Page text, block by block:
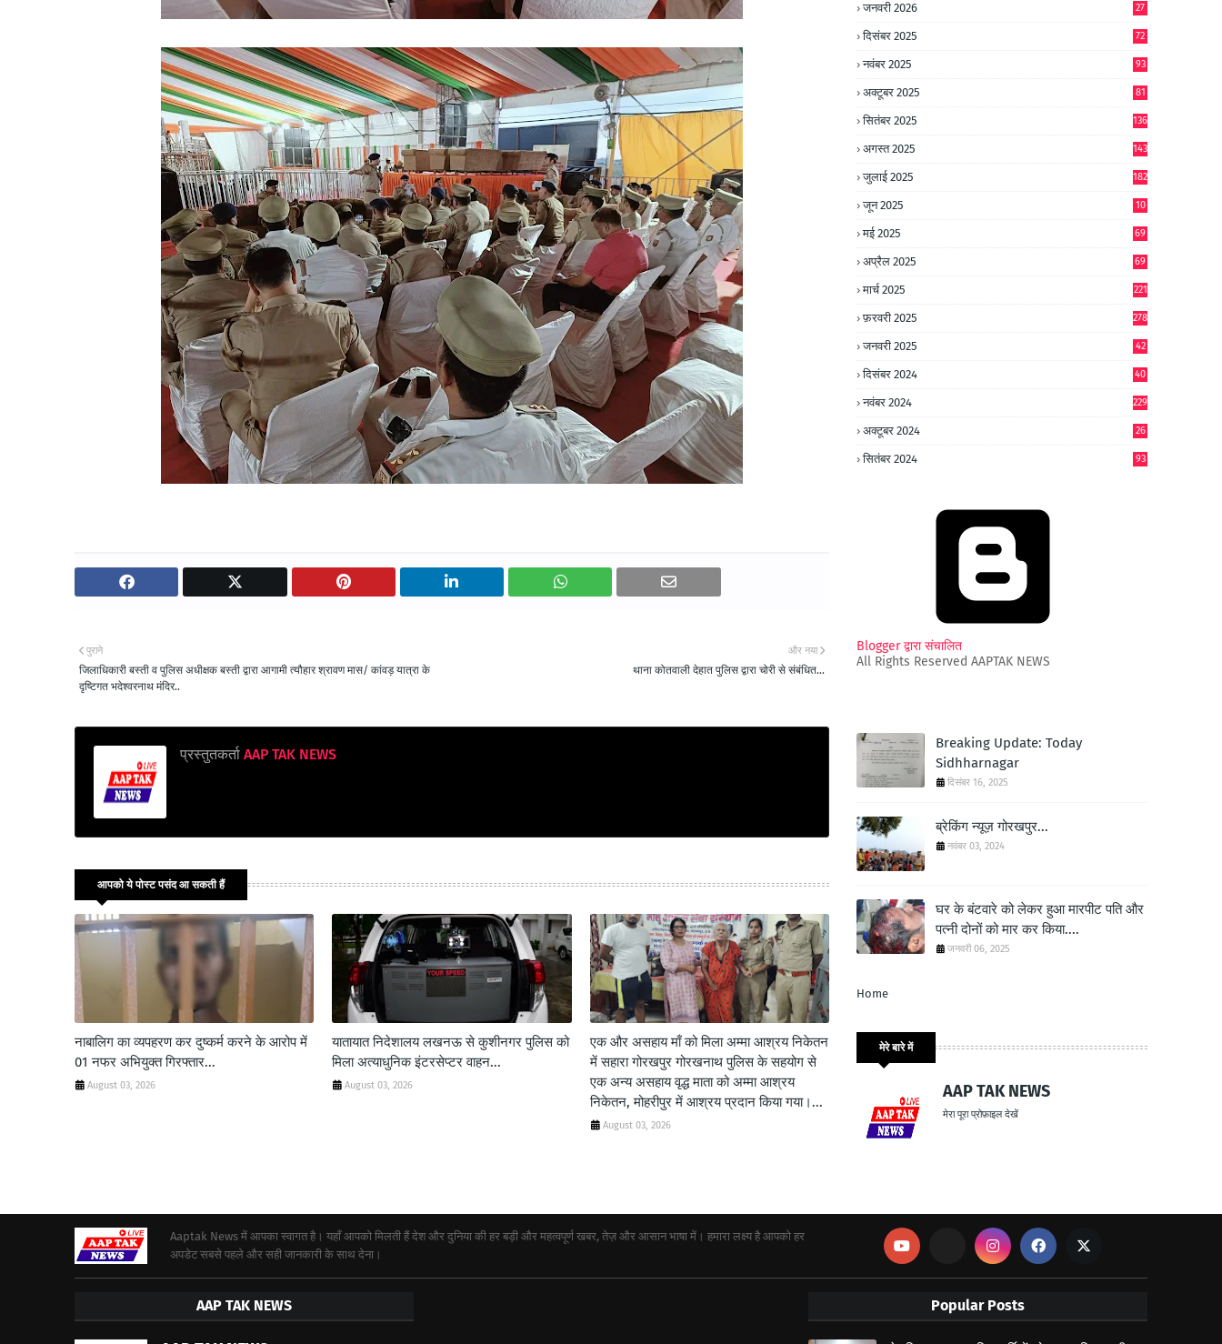
और नया
थाना कोतवाली देहात पुलिस द्वारा चोरी से संबंधित...
पुराने
जिलाधिकारी बस्ती व पुलिस अधीक्षक बस्ती द्वारा आगामी त्यौहार श्रावण मास/ कांवड़ यात्रा के
दृष्टिगत भदेश्वरनाथ मंदिर..
प्रस्तुतकर्ता AAP TAK NEWS
आपको ये पोस्ट पसंद आ सकती हैं
नाबालिग का व्यपहरण कर दुष्कर्म करने के आरोप में
01 नफर अभियुक्त गिरफ्तार...
August 03, 2026
यातायात निदेशालय लखनऊ से कुशीनगर पुलिस को
मिला अत्याधुनिक इंटरसेप्टर वाहन...
August 03, 2026
एक और असहाय माँ को मिला अम्मा आश्रय निकेतन
में सहारा गोरखपुर गोरखनाथ पुलिस के सहयोग से
एक अन्य असहाय वृद्ध माता को अम्मा आश्रय
निकेतन, मोहरीपुर में आश्रय प्रदान किया गया।...
August 03, 2026
जनवरी 2026 27
दिसंबर 2025 72
नवंबर 2025 93
अक्टूबर 2025 81
सितंबर 2025 136
अगस्त 2025 143
जुलाई 2025 182
जून 2025
10
मई 2025 69
अप्रैल 2025 69
मार्च 2025 221
फ़रवरी 2025 278
जनवरी 2025
42
दिसंबर 2024
40
नवंबर 2024 229
अक्टूबर 2024
26
सितंबर 2024 93
Blogger द्वारा संचालित
All Rights Reserved AAPTAK NEWS
Breaking Update: Today
Sidhharnagar
दिसंबर 16, 2025
ब्रेकिंग न्यूज़ गोरखपुर...
नवंबर 03, 2024
घर के बंटवारे को लेकर हुआ मारपीट पति और
पत्नी दोनों को मार कर किया....
जनवरी 06, 2025
Home
मेरे बारे में
AAP TAK NEWS
मेरा पूरा प्रोफ़ाइल देखें
Aaptak News में आपका स्वागत है। यहाँ आपको मिलती हैं देश और दुनिया की हर बड़ी और महत्वपूर्ण खबर, तेज़ और आसान भाषा में। हमारा लक्ष्य है आपको हर
अपडेट सबसे पहले और सही जानकारी के साथ देना।
AAP TAK NEWS Popular Posts